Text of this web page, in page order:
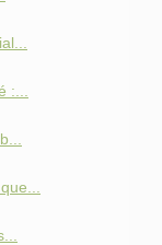
:...